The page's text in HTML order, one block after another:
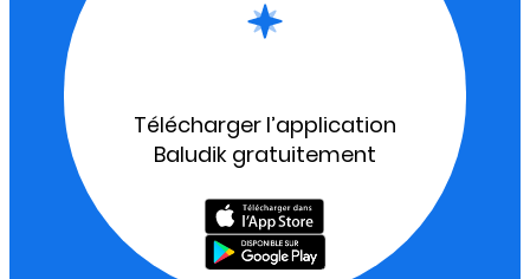
Télécharger l’application
Baludik gratuitement